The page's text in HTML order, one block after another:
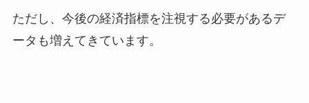
ただし、今後の経済指標を注視する必要があるデ
ータも増えてきています。